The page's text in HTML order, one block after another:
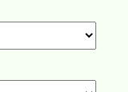
だいた場合は御入
ます。
定いただいても
ます。